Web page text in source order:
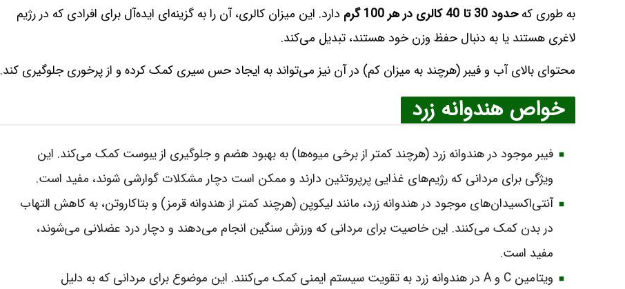
به طوری کهحدود 30 تا 40 کالری در هر 100 گرم
دارد. این میزان کالری، آن را به گزینه‌ای ایده‌آل برای افرادی که در رژیم
لاغری هستند یا به دنبال حفظ وزن خود هستند، تبدیل می‌کند.
محتوای بالای آب و فیبر (هرچند به میزان کم) در آن نیز می‌تواند به ایجاد حس سیری کمک کرده و از پرخوری جلوگیری کند.
خواص هندوانه زرد
فیبر موجود در هندوانه زرد (هرچند کمتر از برخی میوه‌ها) به بهبود هضم و جلوگیری از یبوست کمک می‌کند. این
ویژگی برای مردانی که رژیم‌های غذایی پرپروتئین دارند و ممکن است دچار مشکلات گوارشی شوند، مفید است.
آنتی‌اکسیدان‌های موجود در هندوانه زرد، مانند لیکوپن (هرچند کمتر از هندوانه قرمز) و بتاکاروتن، به کاهش التهاب
در بدن کمک می‌کنند. این خاصیت برای مردانی که ورزش سنگین انجام می‌دهند و دچار درد عضلانی می‌شوند،
مفید است.
ویتامین C و A در هندوانه زرد به تقویت سیستم ایمنی کمک می‌کنند. این موضوع برای مردانی که به دلیل